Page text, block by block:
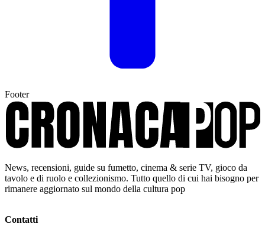
Footer
News, recensioni, guide su fumetto, cinema & serie TV, gioco da
tavolo e di ruolo e collezionismo. Tutto quello di cui hai bisogno per
rimanere aggiornato sul mondo della cultura pop
Contatti